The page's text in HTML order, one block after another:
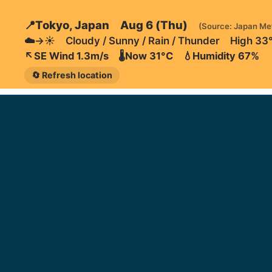
📍Tokyo, Japan Aug 6 (Thu) (Source: Japan
☁️→☀️ Cloudy / Sunny / Rain / Thunder High
↖️SE Wind 1.3m/s 🌡️Now 31°C 💧Humidity 67%
🔄 Refresh location